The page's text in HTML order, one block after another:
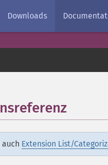
Downloads
auch Extension List/